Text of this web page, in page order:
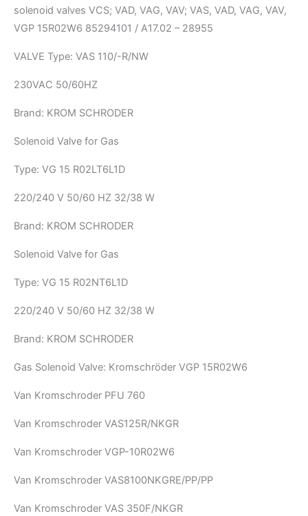
solenoid valves VCS; VAD, VAG, VAV; VAS, VAD, VAG, VAV,
VGP 15R02W6 85294101 / A17.02 – 28955
VALVE Type: VAS 110/-R/NW
230VAC 50/60HZ
Brand: KROM SCHRODER
Solenoid Valve for Gas
Type: VG 15 R02LT6L1D
220/240 V 50/60 HZ 32/38 W
Brand: KROM SCHRODER
Solenoid Valve for Gas
Type: VG 15 R02NT6L1D
220/240 V 50/60 HZ 32/38 W
Brand: KROM SCHRODER
Gas Solenoid Valve: Kromschröder VGP 15R02W6
Van Kromschroder PFU 760
Van Kromschroder VAS125R/NKGR
Van Kromschroder VGP-10R02W6
Van Kromschroder VAS8100NKGRE/PP/PP
Van Kromschroder VAS 350F/NKGR